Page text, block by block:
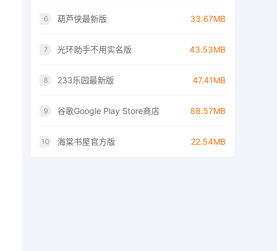
6 葫芦侠最新版 33.67MB
7 光环助手不用实名版 43.53MB
8 233乐园最新版 47.41MB
9 谷歌Google Play Store商店 88.57MB
10 海棠书屋官方版 22.54MB